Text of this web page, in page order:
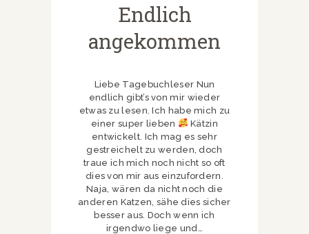
Endlich
angekommen
Liebe Tagebuchleser Nun
endlich gibt’s von mir wieder
etwas zu lesen. Ich habe mich zu
einer super lieben
Kätzin
entwickelt. Ich mag es sehr
gestreichelt zu werden, doch
traue ich mich noch nicht so oft
dies von mir aus einzufordern.
Naja, wären da nicht noch die
anderen Katzen, sähe dies sicher
besser aus. Doch wenn ich
irgendwo liege und…